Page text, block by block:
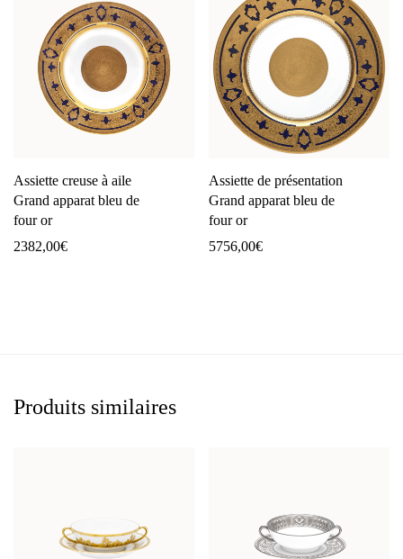
Assiette creuse à aile
Grand apparat bleu de
four or
2382,00€
Assiette de présentation
Grand apparat bleu de
four or
5756,00€
Produits similaires